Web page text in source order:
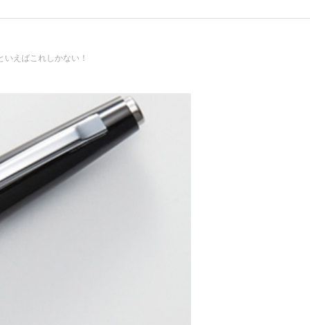
えばこれしかない！